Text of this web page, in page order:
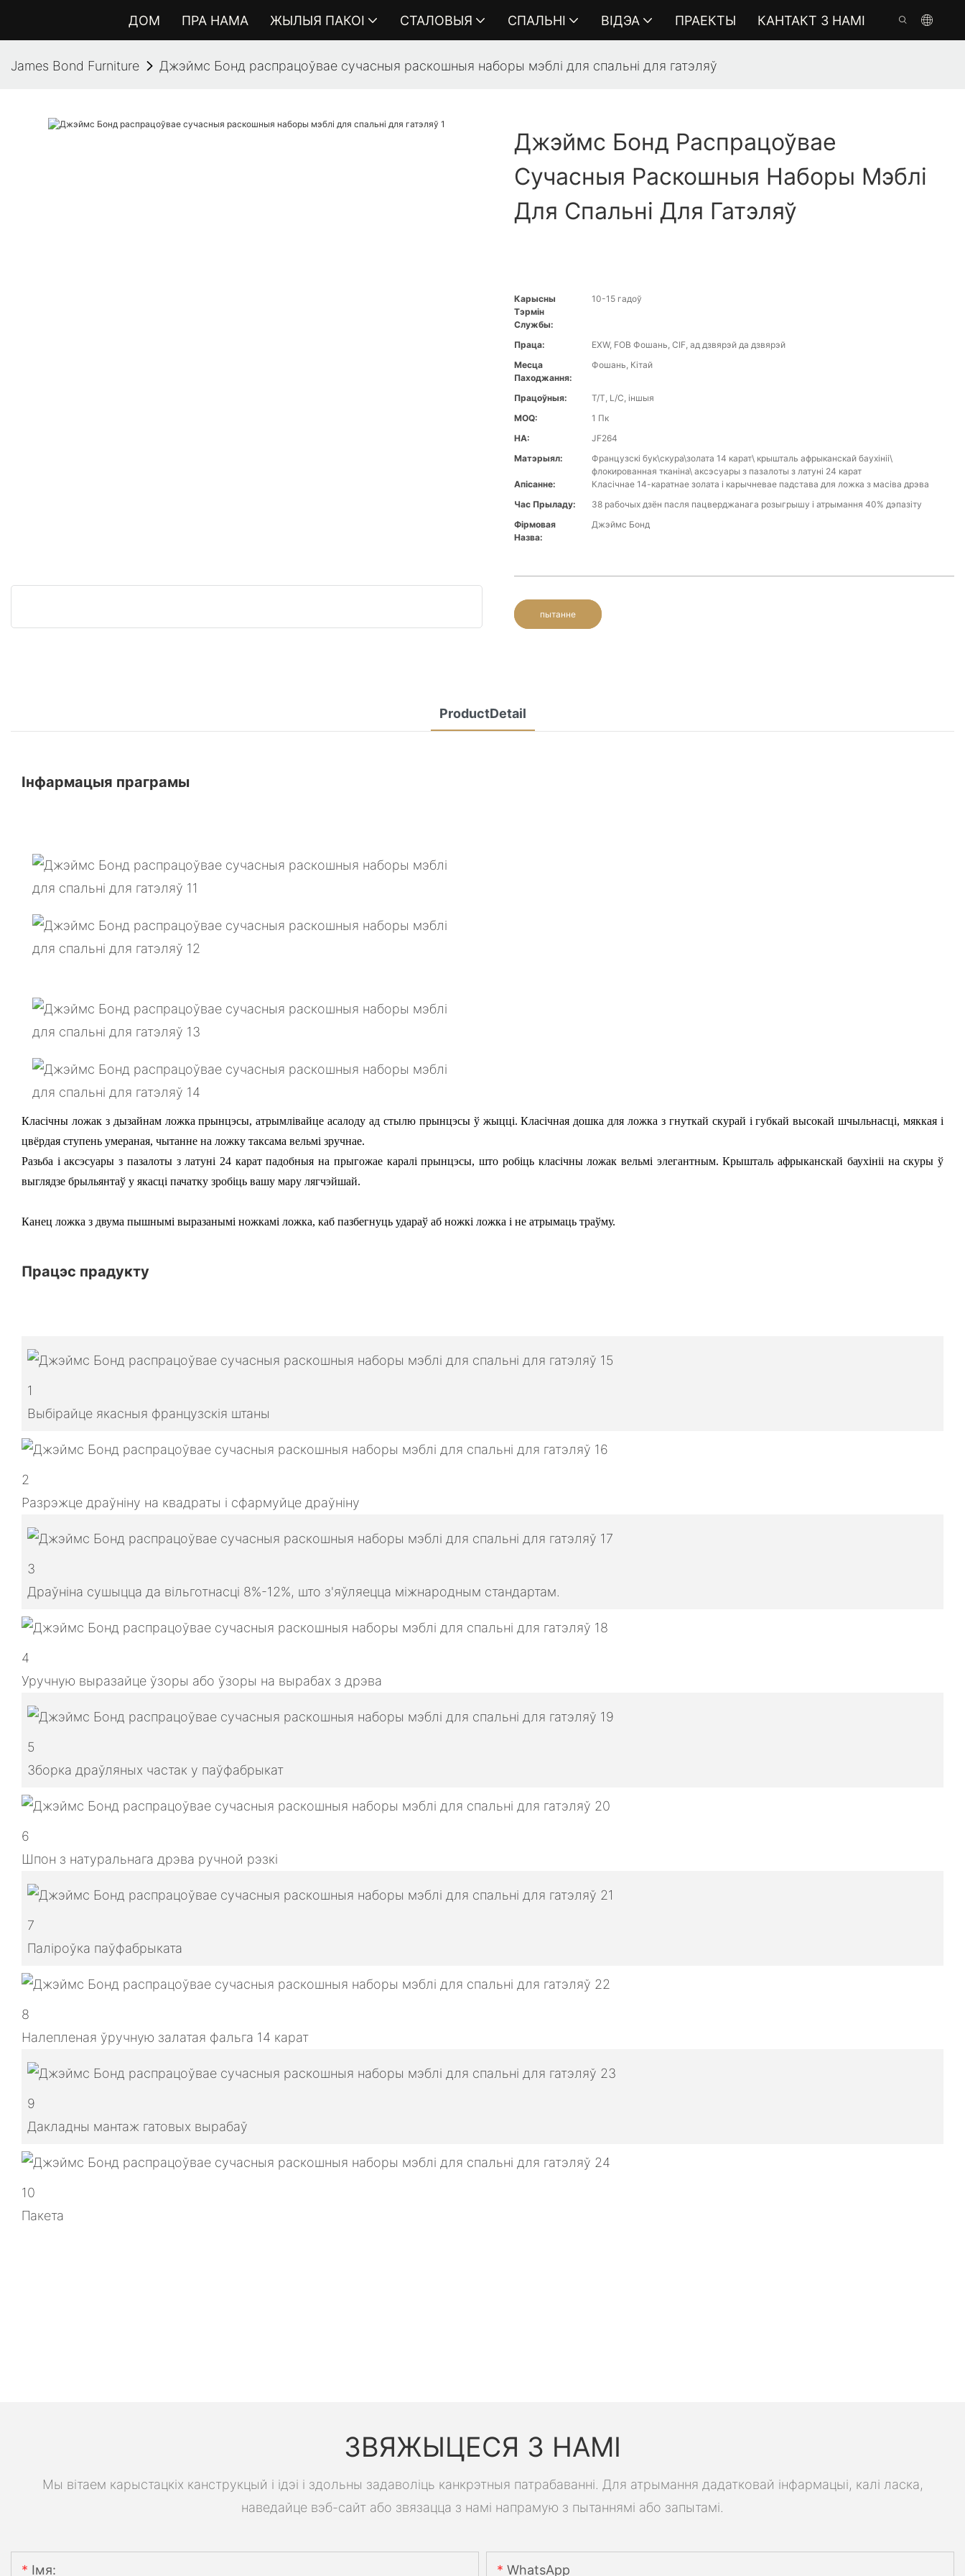
ДОМ ПРА НАМА ЖЫЛЫЯ ПАКОІ СТАЛОВЫЯ СПАЛЬНІ ВІДЭА ПРАЕКТЫ КАНТАКТ З НАМІ
James Bond Furniture Джэймс Бонд распрацоўвае сучасныя раскошныя наборы мэблі для спальні для гатэляў
Джэймс Бонд Распрацоўвае
Сучасныя Раскошныя Наборы Мэблі
Для Спальні Для Гатэляў
Карысны
Тэрмін
Службы:
10-15 гадоў
Праца:
EXW, FOB Фошань, CIF, ад дзвярэй да дзвярэй
Месца
Паходжання:
Фошань, Кітай
Працоўныя:
T/T, L/C, іншыя
MOQ:
1 Пк
НА:
JF264
Матэрыял:
Французскі бук\скура\золата 14 карат\ крышталь афрыканскай баухініі\
флокированная тканіна\ аксэсуары з пазалоты з латуні 24 карат
Апісанне:
Класічнае 14-каратнае золата і карычневае падстава для ложка з масіва дрэва
Час Прыладу:
38 рабочых дзён пасля пацверджанага розыгрышу і атрымання 40% дэпазіту
Фірмовая
Назва:
Джэймс Бонд
пытанне
ProductDetail
Інфармацыя праграмы
Класічны ложак з дызайнам ложка прынцэсы, атрымлівайце асалоду ад стылю прынцэсы ў жыцці. Класічная дошка для ложка з гнуткай скурай і губкай высокай шчыльнасці, мяккая і
цвёрдая ступень умераная, чытанне на ложку таксама вельмі зручнае.
Разьба і аксэсуары з пазалоты з латуні 24 карат падобныя на прыгожае каралі прынцэсы, што робіць класічны ложак вельмі элегантным. Крышталь афрыканскай баухініі на скуры ў
выглядзе брыльянтаў у якасці пачатку зробіць вашу мару лягчэйшай.
Канец ложка з двума пышнымі выразанымі ножкамі ложка, каб пазбегнуць удараў аб ножкі ложка і не атрымаць траўму.
Працэс прадукту
1
Выбірайце якасныя французскія штаны
2
Разрэжце драўніну на квадраты і сфармуйце драўніну
3
Драўніна сушыцца да вільготнасці 8%-12%, што з'яўляецца міжнародным стандартам.
4
Уручную выразайце ўзоры або ўзоры на вырабах з дрэва
5
Зборка драўляных частак у паўфабрыкат
6
Шпон з натуральнага дрэва ручной рэзкі
7
Паліроўка паўфабрыката
8
Налепленая ўручную залатая фальга 14 карат
9
Дакладны мантаж гатовых вырабаў
10
Пакета
ЗВЯЖЫЦЕСЯ З НАМІ
Мы вітаем карыстацкіх канструкцый і ідэі і здольны задаволіць канкрэтныя патрабаванні. Для атрымання дадатковай інфармацыі, калі ласка,
наведайце вэб-сайт або звязацца з намі напрамую з пытаннямі або запытамі.
Імя: WhatsApp